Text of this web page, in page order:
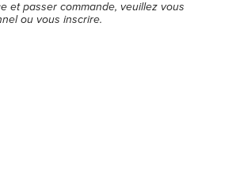
et passer commande, veuillez vous
ou vous inscrire.